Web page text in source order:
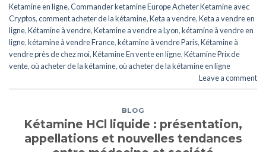
Ketamine en ligne,Commander ketamine Europe Acheter Ketamine avec
Cryptos,comment acheter de la kétamine,Keta a vendre,Keta a vendre en
ligne,Kétamine à vendre,Ketamine a vendre a Lyon,kétamine à vendre en
ligne,kétamine à vendre France,kétamine à vendre Paris,Kétamine à
vendre près de chez moi,Kétamine En vente en ligne,Kétamine Prix de
vente,où acheter de la kétamine,où acheter de la kétamine en ligne
Leave a comment
BLOG
Kétamine HCl liquide : présentation,
appellations et nouvelles tendances